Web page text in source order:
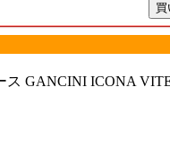
GANCINI ICONA